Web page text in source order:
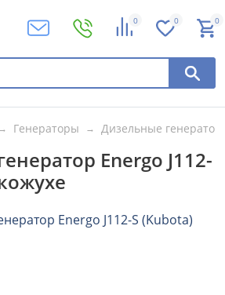
0 0 0
Генераторы Дизельные
Energo J112-